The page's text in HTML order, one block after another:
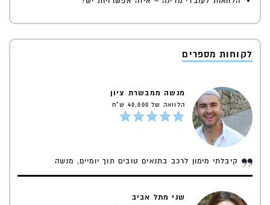
לקוחות מספרים
מנשה ממבשרת ציון
הלוואה של 40,000 ש"ח
קיבלתי מימון לרכב בתנאים טובים תוך יומיים, מנשה
שני מתל אביב